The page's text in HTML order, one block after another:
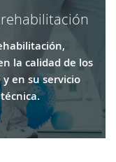
la calidad de los
en su servicio